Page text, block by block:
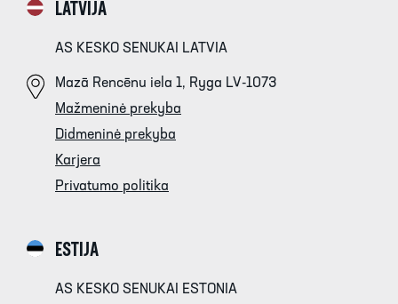
LATVIJA
AS KESKO SENUKAI LATVIA
Mazā Rencēnu iela 1, Ryga LV-1073
Mažmeninė prekyba
Didmeninė prekyba
Karjera
Privatumo politika
ESTIJA
AS KESKO SENUKAI ESTONIA